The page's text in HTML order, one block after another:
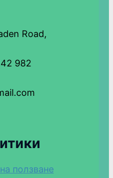
Road,
982
ползване